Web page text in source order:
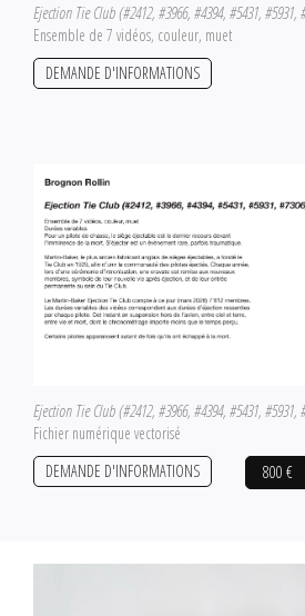
Ejection Tie Club (#2412, #3966, #4394, #5431, #5931,
Ensemble de 7 vidéos, couleur, muet
DEMANDE D'INFORMATIONS
Ejection Tie Club (#2412, #3966, #4394, #5431, #5931,
Fichier numérique vectorisé
800 €
DEMANDE D'INFORMATIONS